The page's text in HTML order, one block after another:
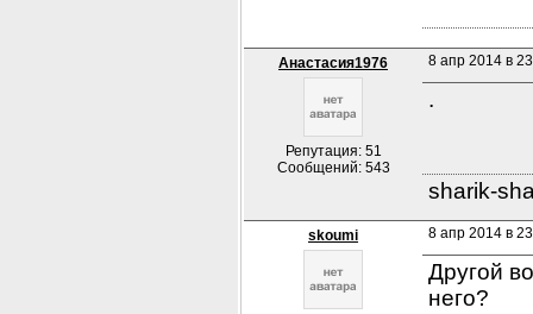
Анастасия1976
Репутация: 51
Сообщений: 543
8 апр 2014 в
.
sharik-
skoumi 8 апр 2014 в
Другой
него?